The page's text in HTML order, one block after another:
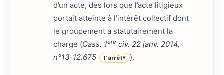
d’un acte, dès lors que l’acte litigieux
portait atteinte à l’intérêt collectif dont
le groupement a statutairement la
charge (Cass. 1ère civ. 22 janv. 2014,
n°13-12.675
l'arrêt▾ ).